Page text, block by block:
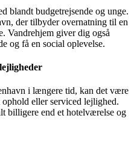
blandt budgetrejsende og unge.
der tilbyder overnatning til en
Vandrehjem giver dig også
og få en social oplevelse.
i længere tid, kan det være
eller serviced lejlighed.
billigere end et hotelværelse og